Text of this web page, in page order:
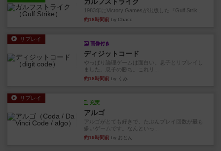
1983年にVictory Gamesが出版した『Gulf Strik...
約18時間前 by Chaco
リプレイ
画像付き
ディジットコード
やっぱり論理ゲームは面白い。息子とリプレイし
ました。息子の勝ち。これリ...
約18時間前 by くみ
リプレイ
充実
アルゴ
アルゴがとても好きで、たぶんプレイ回数が最も
多いゲームです。なんといっ...
約19時間前 by おとん